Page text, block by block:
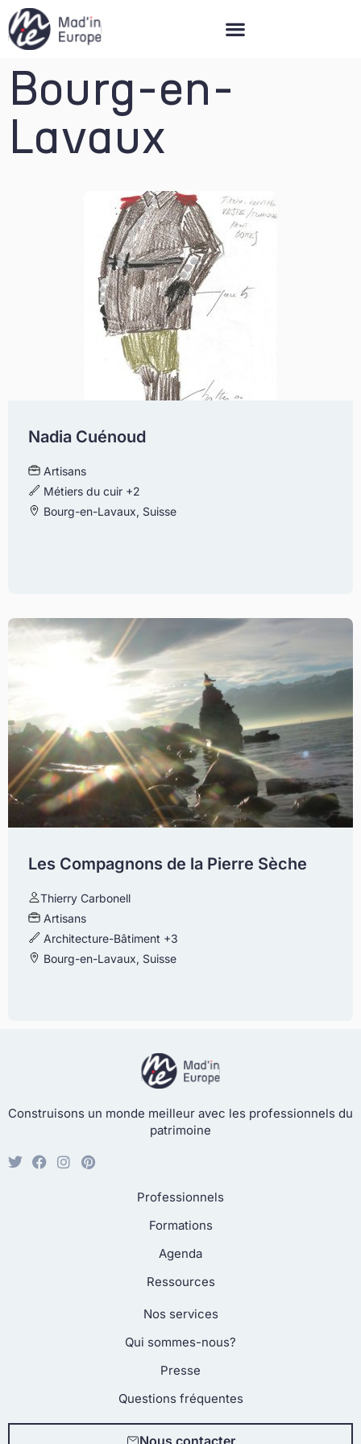
Bourg-en-
Lavaux
Nadia Cuénoud
Artisans
Métiers du cuir +2
Bourg-en-Lavaux, Suisse
Les Compagnons de la Pierre Sèche
Thierry Carbonell
Artisans
Architecture-Bâtiment +3
Bourg-en-Lavaux, Suisse
Construisons un monde meilleur avec les professionnels du
patrimoine
Professionnels
Formations
Agenda
Ressources
Nos services
Qui sommes-nous?
Presse
Questions fréquentes
Nous contacter